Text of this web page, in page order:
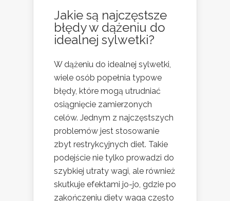
Jakie są najczęstsze
błędy w dążeniu do
idealnej sylwetki?
W dążeniu do idealnej sylwetki,
wiele osób popełnia typowe
błędy, które mogą utrudniać
osiągnięcie zamierzonych
celów. Jednym z najczęstszych
problemów jest stosowanie
zbyt restrykcyjnych diet. Takie
podejście nie tylko prowadzi do
szybkiej utraty wagi, ale również
skutkuje efektami jo-jo, gdzie po
zakończeniu diety waga często